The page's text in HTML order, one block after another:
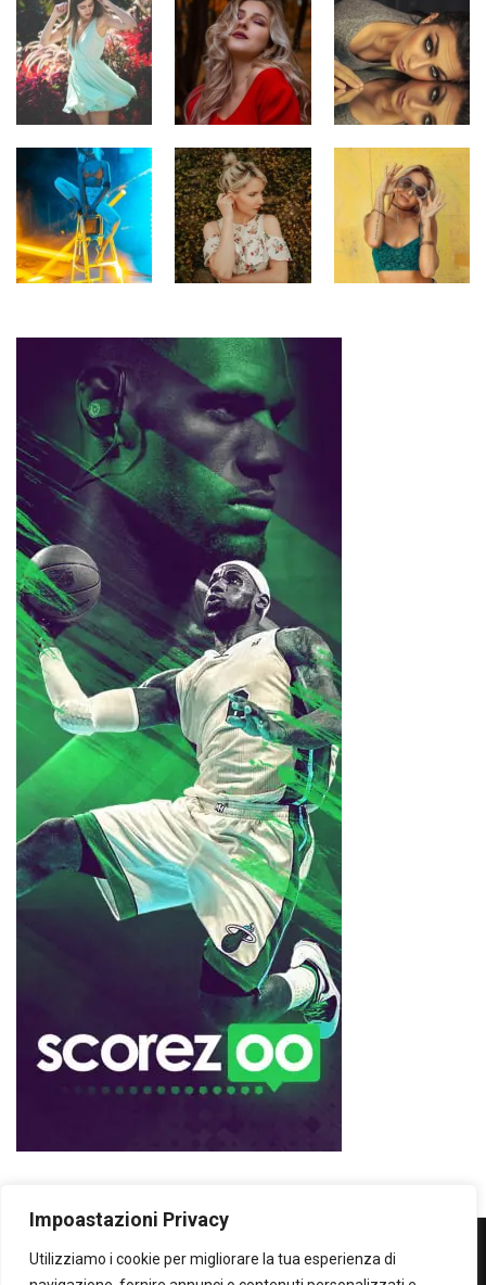
Impoastazioni Privacy
Utilizziamo i cookie per migliorare la tua esperienza di
WOWOWOW